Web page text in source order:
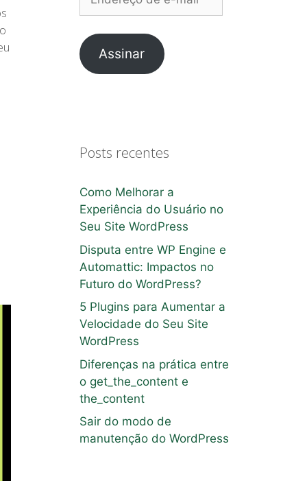
de
mail
Assinar
Posts recentes
Como Melhorar a
Experiência do Usuário no
Seu Site WordPress
Disputa entre WP Engine e
Automattic: Impactos no
Futuro do WordPress?
5 Plugins para Aumentar a
Velocidade do Seu Site
WordPress
Diferenças na prática entre
o get_the_content e
the_content
Sair do modo de
manutenção do WordPress